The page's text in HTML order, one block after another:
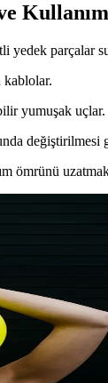
parçalar
kablolar.
yumuşak uçlar.
değiştirilmesi
ömrünü